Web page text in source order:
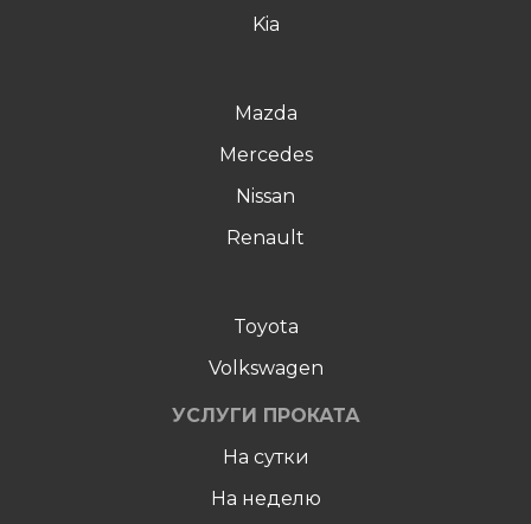
Kia
Mazda
Mercedes
Nissan
Renault
Toyota
Volkswagen
УСЛУГИ ПРОКАТА
На сутки
На неделю